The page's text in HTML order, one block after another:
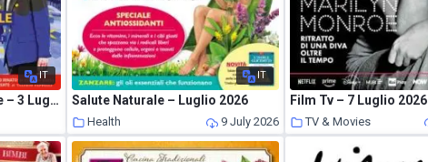
IT
Corriere della Sera Sette – 3 Luglio 2026
9 July 2026
IT
Salute Naturale – Luglio 2026
Health 9 July 2026
Film Tv – 7 Luglio 2026
TV & Movies